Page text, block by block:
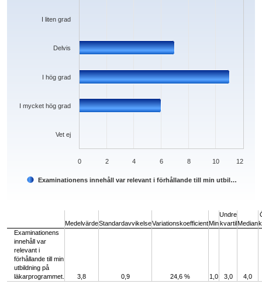
Examinationens innehåll var relevant i förhållande till min utbil…
Vet ej
I mycket hög grad
I hög grad
Delvis
I liten grad
0 2 4 6 8 10 12
MedelvärdeStandardavvikelseVariationskoefficientMin
Undre
kvartilMedian
Examinationens
innehåll var
relevant i
förhållande till min
utbildning på
läkarprogrammet.
3,8 0,9 24,6 % 1,0 3,0 4,0